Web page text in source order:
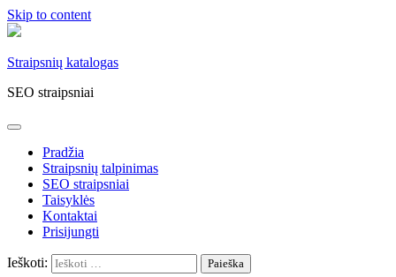
Skip to content
Straipsnių katalogas
SEO straipsniai
Pradžia
Straipsnių talpinimas
SEO straipsniai
Taisyklės
Kontaktai
Prisijungti
Ieškoti: